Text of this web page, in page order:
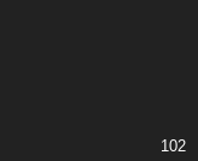
102